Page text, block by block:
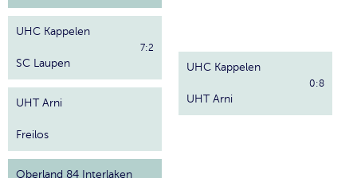
UHC Kappelen
SC Laupen
7:2
UHT Arni
Freilos
Oberland 84 Interlaken
UHC Kappelen
UHT Arni
0:8